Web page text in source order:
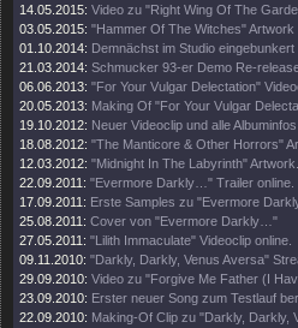
14.05.2015: Video zu "Right Wing Of The
03.05.2015: "Hammer Of The Witches" Artwork
01.10.2014: Demnächst im Studio eingebunkert
21.03.2014: Schmucker 93-er Demo Re-
06.06.2013: "For Your Vulgar Delectation"
20.05.2013: Making Of "For Your Vulgar
19.10.2012: Neuer Videoclip und alle
18.08.2012: "The Manticore & Other Horrors"
12.03.2012: "Midnight In The Labyrinth" Artwork.
22.09.2011: "Evermore Darkly…" Trailer online.
17.09.2011: Erste Samples zu "Evermore
25.08.2011: Cover von "Evermore Darkly…"
27.05.2011: "Lilith Immaculate" Videoclip online.
09.11.2010: "Darkly, Darkly, Venus Aversa"
29.09.2010: Video zu "Forgive Me Father (I
23.09.2010: Erster neuer Song zum Testlauf
22.09.2010: Making-Of Clip zu "Darkly, Darkly,